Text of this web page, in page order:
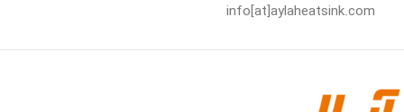
info[at]aylaheatsink.com